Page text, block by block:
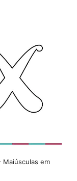
Maiúsculas em